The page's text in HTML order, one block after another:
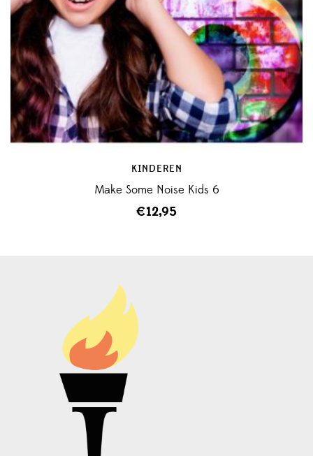
KINDEREN
Make Some Noise Kids 6
€12,95